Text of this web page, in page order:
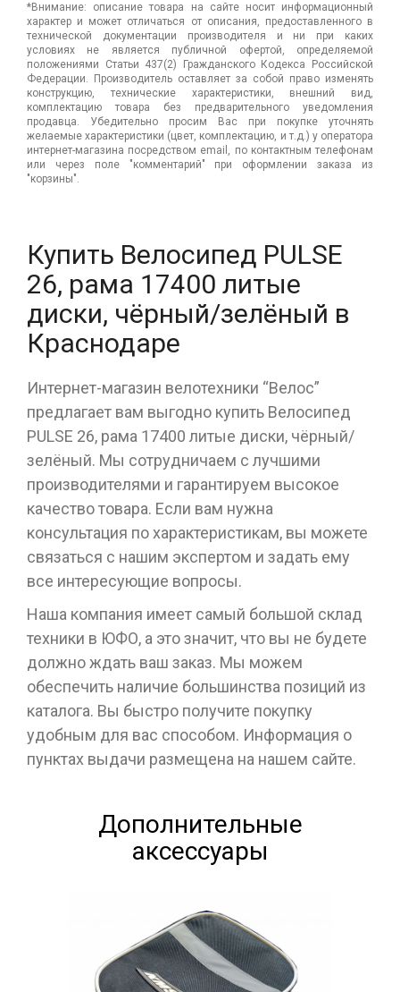
*Внимание: описание товара на сайте носит информационный
характер и может отличаться от описания, предоставленного в
технической документации производителя и ни при каких
условиях не является публичной офертой, определяемой
положениями Статьи 437(2) Гражданского Кодекса Российской
Федерации. Производитель оставляет за собой право изменять
конструкцию, технические характеристики, внешний вид,
комплектацию товара без предварительного уведомления
продавца. Убедительно просим Вас при покупке уточнять
желаемые характеристики (цвет, комплектацию, и т.д.) у оператора
интернет-магазина посредством email, по контактным телефонам
или через поле "комментарий" при оформлении заказа из
"корзины".
Купить Велосипед PULSE
26, рама 17400 литые
диски, чёрный/зелёный в
Краснодаре
Интернет-магазин велотехники “Велос”
предлагает вам выгодно купить Велосипед
PULSE 26, рама 17400 литые диски, чёрный/
зелёный. Мы сотрудничаем с лучшими
производителями и гарантируем высокое
качество товара. Если вам нужна
консультация по характеристикам, вы можете
связаться с нашим экспертом и задать ему
все интересующие вопросы.
Наша компания имеет самый большой склад
техники в ЮФО, а это значит, что вы не будете
должно ждать ваш заказ. Мы можем
обеспечить наличие большинства позиций из
каталога. Вы быстро получите покупку
удобным для вас способом. Информация о
пунктах выдачи размещена на нашем сайте.
Дополнительные
аксессуары